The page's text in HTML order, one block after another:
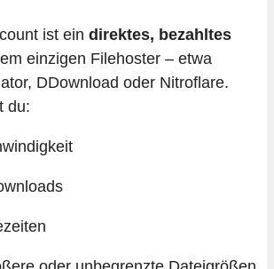
ist ein direktes, bezahltes
einzigen Filehoster – etwa
DDownload oder Nitroflare.
du: